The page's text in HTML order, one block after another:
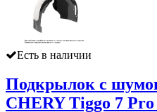
Есть в наличии
Подкрылок с
CHERY Tiggo 7